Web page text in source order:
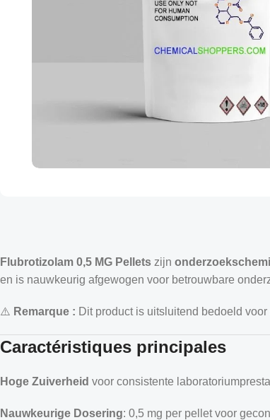
Flubrotizolam 0,5 MG Pellets zijn
en is nauwkeurig afgewogen voor betrouwbare
⚠️ Remarque : Dit product is uitsluitend bedoeld voor
Caractéristiques principales
Hoge Zuiverheid voor consistente
Nauwkeurige Dosering: 0,5 mg per pellet voor